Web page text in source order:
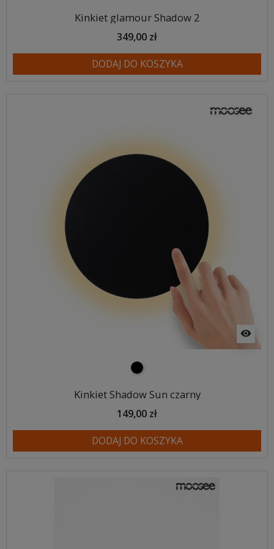
Kinkiet glamour Shadow 2
349,00 zł
DODAJ DO KOSZYKA
visibility
czarny
Kinkiet Shadow Sun czarny
149,00 zł
DODAJ DO KOSZYKA